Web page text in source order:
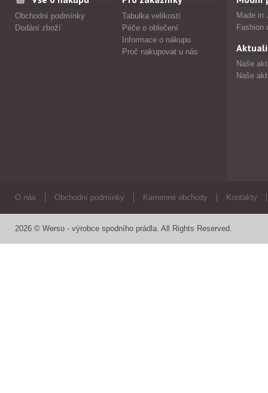
Obchodní podmínky
Dodání zboží
Tabulka velikostí
Péče o oblečení
Informace o nákupu
Proč nakupovat u nás
Made in
Fashion
Naše
Naše
O nás Obchodní podmínky Kamenné obchody Kontakty
2026 © Werso - výrobce spodního prádla. All Rights Reserved.